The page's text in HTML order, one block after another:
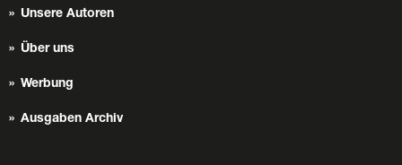
Unsere Autoren
Über uns
Werbung
Ausgaben Archiv